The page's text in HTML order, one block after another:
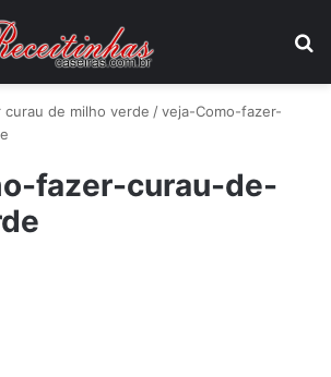
curau de milho verde /veja-Como-fazer-
fazer-curau-de-